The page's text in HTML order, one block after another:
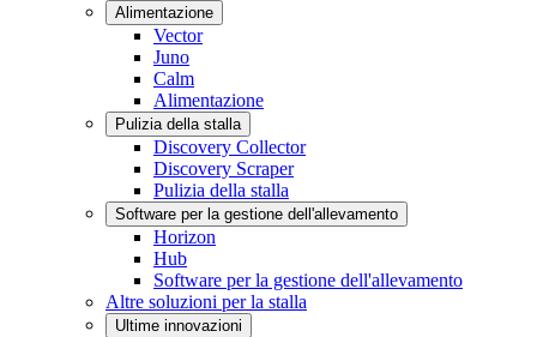
Alimentazione
Vector
Juno
Calm
Alimentazione
Pulizia della stalla
Discovery Collector
Discovery Scraper
Pulizia della stalla
Software per la gestione dell'allevamento
Horizon
Hub
Software per la gestione dell'allevamento
Altre soluzioni per la stalla
Ultime innovazioni